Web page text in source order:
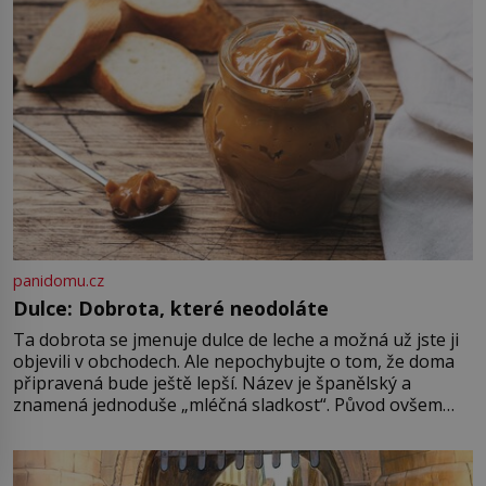
1714 a […]
panidomu.cz
Dulce: Dobrota, které neodoláte
Ta dobrota se jmenuje dulce de leche a možná už jste ji
objevili v obchodech. Ale nepochybujte o tom, že doma
připravená bude ještě lepší. Název je španělský a
znamená jednoduše „mléčná sladkost“. Původ ovšem
pře hned několik latinskoamerických zemí a k tomu
Francie, kde se traduje,